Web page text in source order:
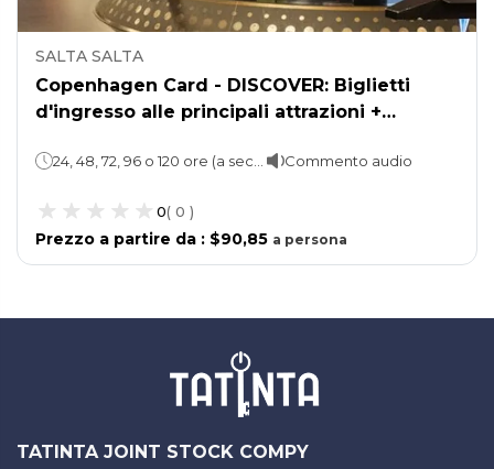
SALTA SALTA
Copenhagen Card - DISCOVER: Biglietti
d'ingresso alle principali attrazioni +
24, 48, 72, 96 o 120 ore (a seconda della scelta) Commento audio
0( 0 )
Prezzo a partire da : $90,85 a persona
TATINTA JOINT STOCK COMPY